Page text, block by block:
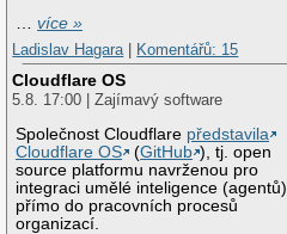
…více »
Ladislav Hagara | Komentářů: 15
Cloudflare OS
5.8. 17:00 | Zajímavý software
Společnost Cloudflare představila
Cloudflare OS
(GitHub ), tj. open
source platformu navrženou pro
integraci umělé inteligence (agentů)
přímo do pracovních procesů
organizací.